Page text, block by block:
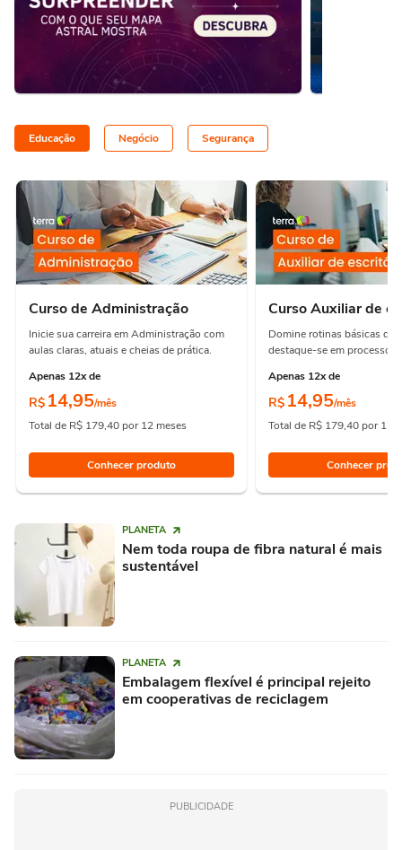
Educação Negócio Segurança
Curso de Administração
Inicie sua carreira em Administração com
aulas claras, atuais e cheias de prática.
Apenas 12x de
R$ 14,95/mês
Total de R$ 179,40 por 12 meses
Conhecer produto
Curso Auxiliar de
Domine rotinas básicas de
destaque-se em processos
Apenas 12x de
R$ 14,95/mês
Total de R$ 179,40 por 12
Conhecer
PLANETA
Nem toda roupa de fibra natural é mais
sustentável
PLANETA
Embalagem flexível é principal rejeito
em cooperativas de reciclagem
PUBLICIDADE